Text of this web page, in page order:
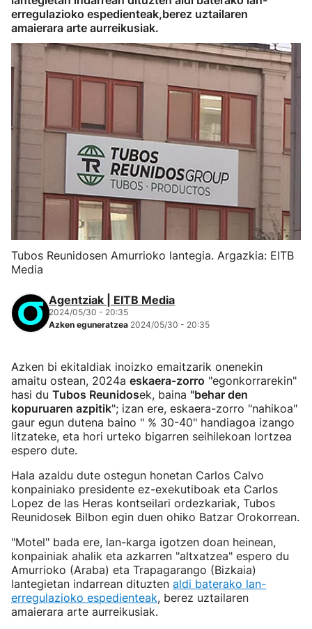
erregulazioko espedienteak,berez uztailaren
amaierara arte aurreikusiak.
Tubos Reunidosen Amurrioko lantegia. Argazkia: EITB
Media
Agentziak | EITB Media
2024/05/30 - 20:35
Azken eguneratzea 2024/05/30 - 20:35
Azken bi ekitaldiak inoizko emaitzarik onenekin
amaitu ostean, 2024a eskaera-zorro "egonkorrarekin"
hasi du Tubos Reunidosek, baina "behar den
kopuruaren azpitik"; izan ere, eskaera-zorro "nahikoa"
gaur egun dutena baino " % 30-40" handiagoa izango
litzateke, eta hori urteko bigarren seihilekoan lortzea
espero dute.
Hala azaldu dute ostegun honetan Carlos Calvo
konpainiako presidente ez-exekutiboak eta Carlos
Lopez de las Heras kontseilari ordezkariak, Tubos
Reunidosek Bilbon egin duen ohiko Batzar Orokorrean.
"Motel" bada ere, lan-karga igotzen doan heinean,
konpainiak ahalik eta azkarren "altxatzea" espero du
Amurrioko (Araba) eta Trapagarango (Bizkaia)
lantegietan indarrean dituzten aldi baterako lan-
erregulazioko espedienteak, berez uztailaren
amaierara arte aurreikusiak.